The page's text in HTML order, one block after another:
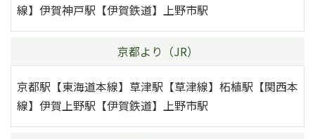
線】伊賀神戸駅【伊賀鉄道】上野市駅
京都より（JR）
京都駅【東海道本線】草津駅【草津線】柘植駅【関西本
線】伊賀上野駅【伊賀鉄道】上野市駅